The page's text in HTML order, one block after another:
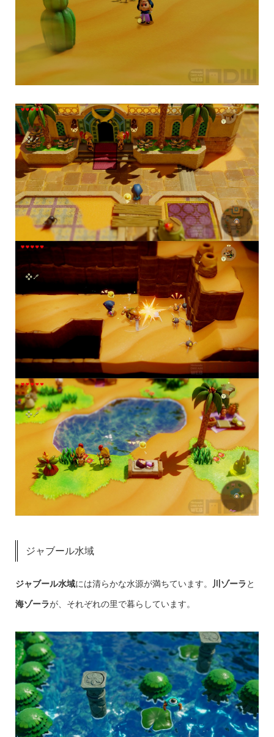
ジャブール水域
ジャブール水域には清らかな水源が満ちています。 川ゾーラ と
海ゾーラが、それぞれの里で暮らしています。